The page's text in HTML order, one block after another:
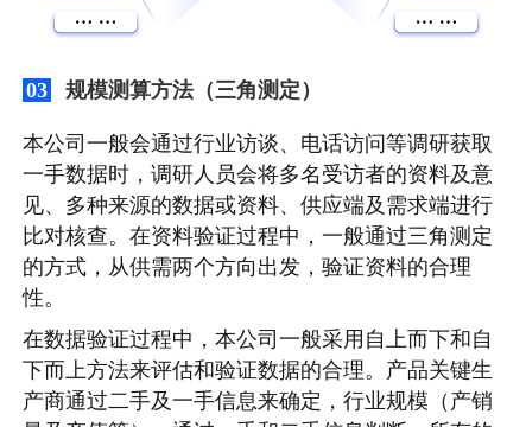
03 规模测算方法（三角测定）
本公司一般会通过行业访谈、电话访问等调研获取
一手数据时，调研人员会将多名受访者的资料及意
见、多种来源的数据或资料、供应端及需求端进行
比对核查。在资料验证过程中，一般通过三角测定
的方式，从供需两个方向出发，验证资料的合理
性。
在数据验证过程中，本公司一般采用自上而下和自
下而上方法来评估和验证数据的合理。产品关键生
产商通过二手及一手信息来确定，行业规模（产销